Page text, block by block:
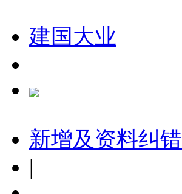
建国大业
新增及资料纠错
|